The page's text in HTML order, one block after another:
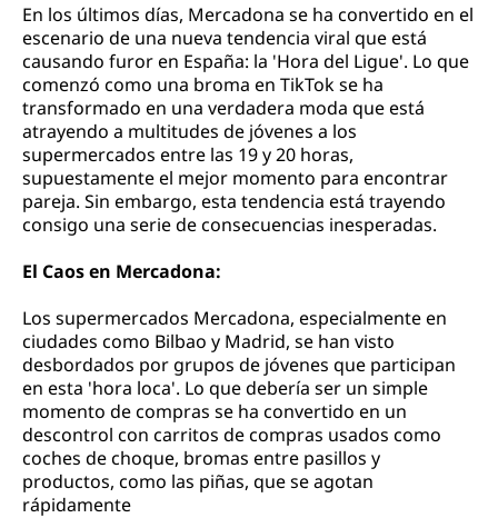
En los últimos días, Mercadona se ha convertido en el
escenario de una nueva tendencia viral que está
causando furor en España: la 'Hora del Ligue'. Lo que
comenzó como una broma en TikTok se ha
transformado en una verdadera moda que está
atrayendo a multitudes de jóvenes a los
supermercados entre las 19 y 20 horas,
supuestamente el mejor momento para encontrar
pareja. Sin embargo, esta tendencia está trayendo
consigo una serie de consecuencias inesperadas.
El Caos en Mercadona:
Los supermercados Mercadona, especialmente en
ciudades como Bilbao y Madrid, se han visto
desbordados por grupos de jóvenes que participan
en esta 'hora loca'. Lo que debería ser un simple
momento de compras se ha convertido en un
descontrol con carritos de compras usados como
coches de choque, bromas entre pasillos y
productos, como las piñas, que se agotan
rápidamente​